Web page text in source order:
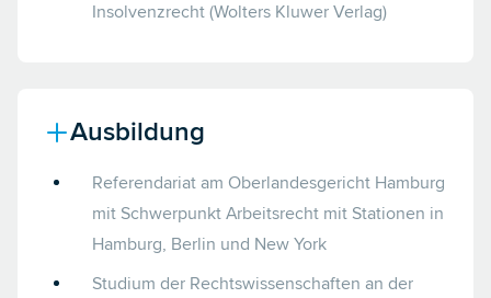
Insolvenzrecht (Wolters Kluwer Verlag)
Ausbildung
Referendariat am Oberlandesgericht Hamburg
mit Schwerpunkt Arbeitsrecht mit Stationen in
Hamburg, Berlin und New York
Studium der Rechtswissenschaften an der